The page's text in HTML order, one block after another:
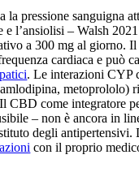
la pressione sanguigna
e l’ansiolisi – Walsh
a 300 mg al giorno.
cardiaca e può
. Le interazioni CYP
metoprololo)
CBD come integratore
– non è ancora in
degli antipertensivi.
con il proprio